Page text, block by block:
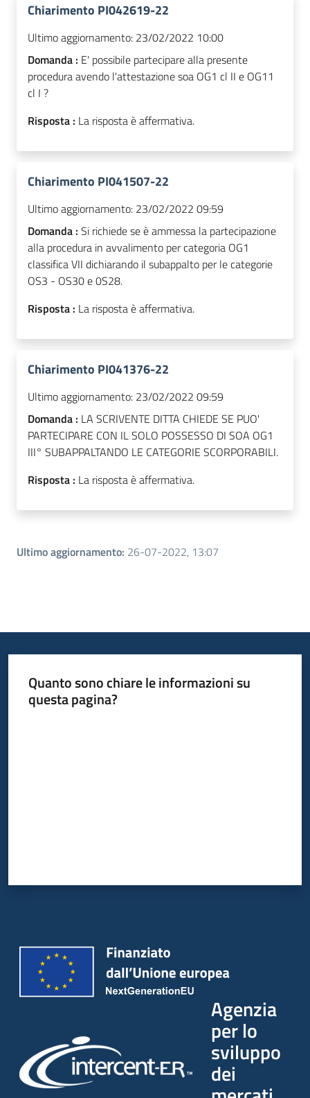
Chiarimento PI042619-22
Ultimo aggiornamento: 23/02/2022 10:00
Domanda : E' possibile partecipare alla presente
procedura avendo l'attestazione soa OG1 cl II e OG11
cl I ?
Risposta : La risposta è affermativa.
Chiarimento PI041507-22
Ultimo aggiornamento: 23/02/2022 09:59
Domanda : Si richiede se è ammessa la partecipazione
alla procedura in avvalimento per categoria OG1
classifica VII dichiarando il subappalto per le categorie
OS3 - OS30 e 0S28.
Risposta : La risposta è affermativa.
Chiarimento PI041376-22
Ultimo aggiornamento: 23/02/2022 09:59
Domanda : LA SCRIVENTE DITTA CHIEDE SE PUO'
PARTECIPARE CON IL SOLO POSSESSO DI SOA OG1
III° SUBAPPALTANDO LE CATEGORIE SCORPORABILI.
Risposta : La risposta è affermativa.
Ultimo aggiornamento: 26-07-2022, 13:07
Quanto sono chiare le informazioni su
questa pagina?
Agenzia
per lo
sviluppo
dei